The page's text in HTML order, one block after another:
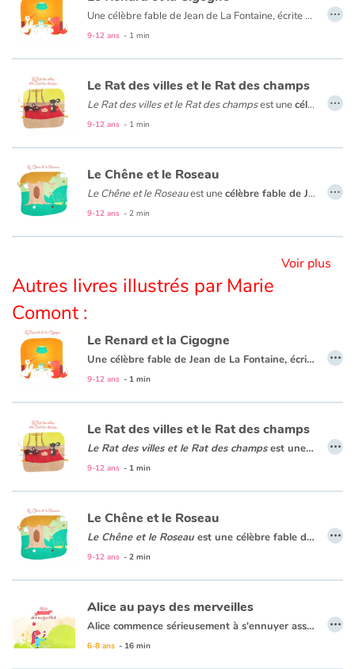
Actualités
Rencontres et témoignages
Contes d'ici et d'ailleurs
Autour de la lecture
Apprendre à lire
Activités et ateliers
Apprendre les langues
Dyslexie, troubles de la lecture
Nos listes de lecture
Les plus lus
Une célèbre fable de Jean de La Fontaine, écrite en 1668. C'est le 31 mars que Jean de La Fontaine fait paraitre son premier ouvrage : « Les Fables Choisies ».
9-12 ans - 1 min
…
Le Rat des villes et le Rat des champs
Le Rat des villes et le Rat des champsest unecélèbre fable de Jean de La Fontaine
9-12 ans - 1 min
…
Le Chêne et le Roseau
Le Chêne et le Roseauest unecélèbre fable de Jean de La Fontaine
9-12 ans - 2 min
…
Voir plus
Autres livres illustrés par Marie
Comont :
Le Renard et la Cigogne
Une célèbre fable de Jean de La Fontaine, écrite en 1668. C'est le 31 mars que Jean de La Fontaine fait paraitre son premier ouvrage : « Les Fables Choisies ».
9-12 ans - 1 min
…
Le Rat des villes et le Rat des champs
Le Rat des villes et le Rat des champsest une célèbre
9-12 ans - 1 min
…
Le Chêne et le Roseau
Le Chêne et le Roseau est une célèbre fable de Jean de La Fontaine
9-12 ans - 2 min
…
Alice au pays des merveilles
Alice commence sérieusement à s'ennuyer assise auprès de sa soeur. Soudain un lapin blanc vêtu d'une redingote et tenant dans sa patte une montre à gousset passe près d'elle. Poussée par la curiosité, Alice le poursuit jusque dans son terrier où elle fait une chute vertigineuse pour finalement atterrir au Pays des Merveilles où elle fera de formidables rencontres et développera des amitiés surprenantes.
6-8 ans - 16 min
…